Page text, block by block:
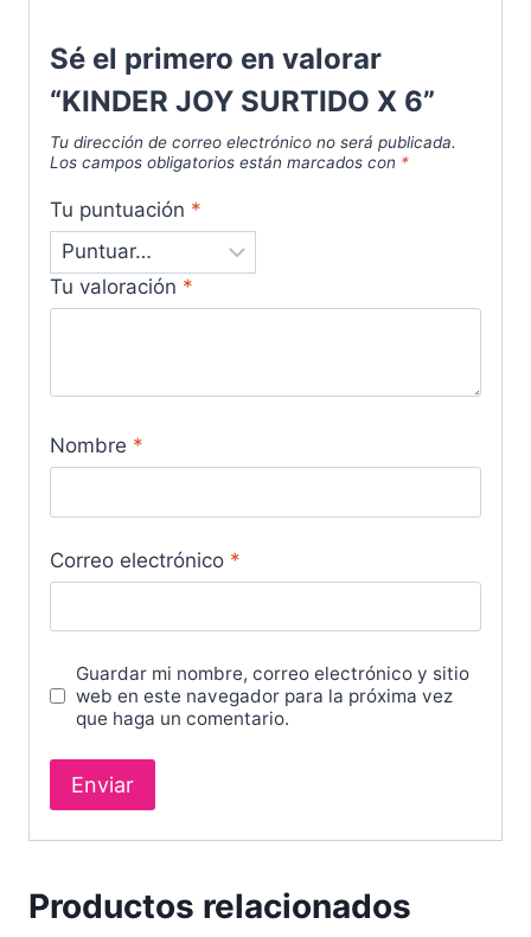
Sé el primero en valorar
“KINDER JOY SURTIDO X 6”
Tu dirección de correo electrónico no será publicada.
Los campos obligatorios están marcados con *
Tu puntuación *
Tu valoración *
Nombre *
Correo electrónico *
Guardar mi nombre, correo electrónico y sitio
web en este navegador para la próxima vez
que haga un comentario.
Productos relacionados